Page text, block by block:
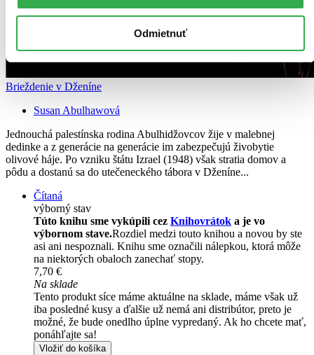
Odmietnuť
Brieždenie v Dženíne
Susan Abulhawová
Jednouchá palestínska rodina Abulhidžovcov žije v malebnej
dedinke a z generácie na generácie im zabezpečujú živobytie
olivové háje. Po vzniku štátu Izrael (1948) však stratia domov a
pôdu a dostanú sa do utečeneckého tábora v Dženíne...
Čítaná
výborný stav
Túto knihu sme vykúpili cez Knihovrátok a je vo
výbornom stave.Rozdiel medzi touto knihou a novou by ste
asi ani nespoznali. Knihu sme označili nálepkou, ktorá môže
na niektorých obaloch zanechať stopy.
7,70 €
Na sklade
Tento produkt síce máme aktuálne na sklade, máme však už
iba posledné kusy a ďalšie už nemá ani distribútor, preto je
možné, že bude onedlho úplne vypredaný. Ak ho chcete mať,
ponáhľajte sa!
Vložiť do košíka